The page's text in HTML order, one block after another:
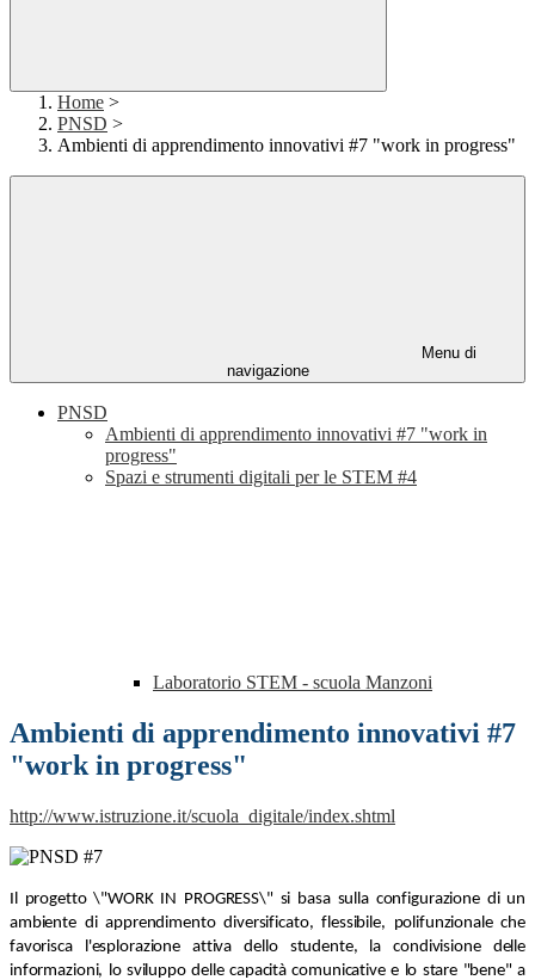
Home >
PNSD >
Ambienti di apprendimento innovativi #7 "work in progress"
Menu di
navigazione
PNSD
Ambienti di apprendimento innovativi #7 "work in
progress"
Spazi e strumenti digitali per le STEM #4
Laboratorio STEM - scuola Manzoni
Ambienti di apprendimento innovativi #7
"work in progress"
http://www.istruzione.it/scuola_digitale/index.shtml
Il progetto \"WORK IN PROGRESS\" si basa sulla configurazione di un
ambiente di apprendimento diversificato, flessibile, polifunzionale che
favorisca l'esplorazione attiva dello studente, la condivisione delle
informazioni, lo sviluppo delle capacità comunicative e lo stare "bene" a